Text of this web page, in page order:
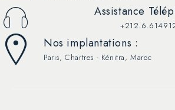
Assistance
Nos implantations :
Paris, Chartres - Kénitra, Maroc